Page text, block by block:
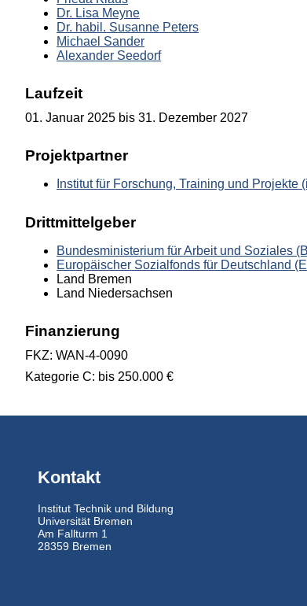
Dr. Lisa Meyne
Dr. habil. Susanne Peters
Michael Sander
Alexander Seedorf
Laufzeit
01. Januar 2025 bis 31. Dezember 2027
Projektpartner
Institut für Forschung, Training und
Drittmittelgeber
Bundesministerium für Arbeit und Soziales
Europäischer Sozialfonds für Deutschland
Land Bremen
Land Niedersachsen
Finanzierung
FKZ: WAN-4-0090
Kategorie C: bis 250.000 €
Kontakt
Institut Technik und Bildung
Universität Bremen
Am Fallturm 1
28359 Bremen